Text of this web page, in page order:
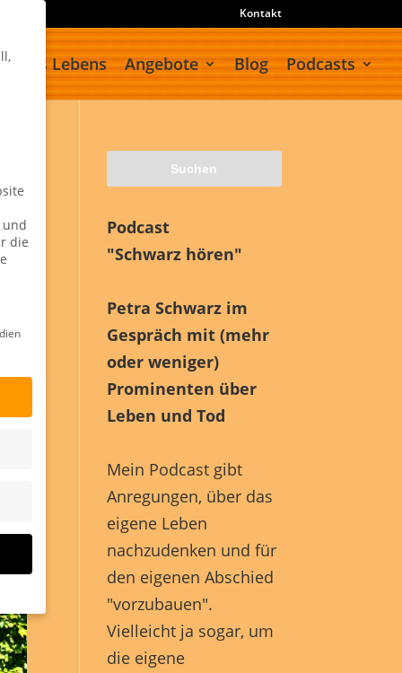
Kontakt
Lebens Angebote Blog Podcasts
Podcast
"Schwarz hören"
Petra Schwarz im
Gespräch mit (mehr
oder weniger)
Prominenten über
Leben und Tod
Mein Podcast gibt
Anregungen, über das
eigene Leben
nachzudenken und für
den eigenen Abschied
"vorzubauen".
Vielleicht ja sogar, um
die eigene
und
die